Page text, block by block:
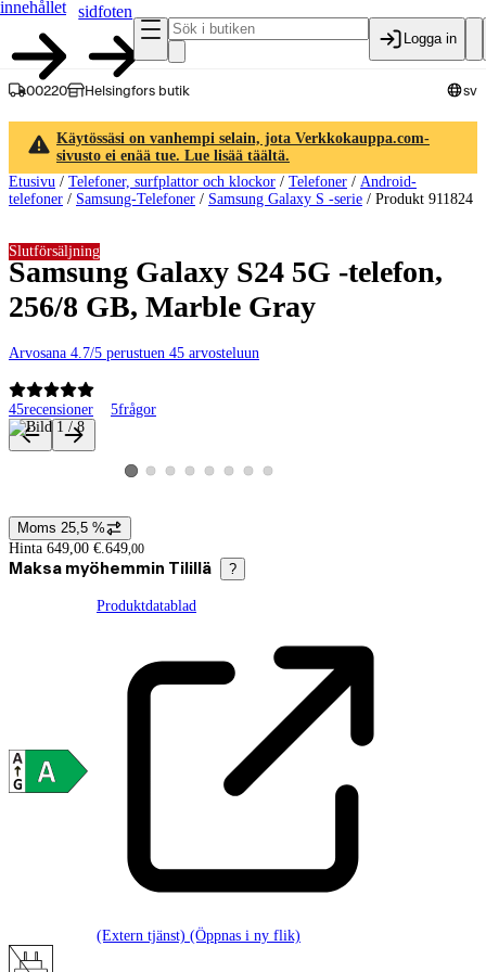
innehållet
sidfoten
Logga in
00220 Helsingfors butik sv
Käytössäsi on vanhempi selain, jota Verkkokauppa.com-
sivusto ei enää tue. Lue lisää täältä.
Etusivu / Telefoner, surfplattor och klockor / Telefoner / Android-
telefoner / Samsung-Telefoner / Samsung Galaxy S -serie / Produkt 911824
Samsung Galaxy S24 5G -telefon,
256/8 GB, Marble Gray
Arvosana 4.7/5 perustuen 45 arvosteluun
45recensioner 5frågor
Slutförsäljning
Produktbilder och videor
Visa produktbild 1
Visa produktbild 2
Visa produktbild 3
Visa produktbild 4
Visa produktbild 5
Visa produktbild 6
Visa produktbild 7
Visa produktbild 8
Prisinformation
Moms 25,5 %
Hinta 649,00 €. 649,00
Maksa myöhemmin Tilillä ?
Produktdatablad
(Extern tjänst) (Öppnas i ny flik)